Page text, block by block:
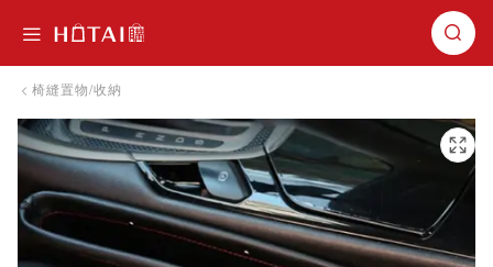
椅縫置物/收納
跳到圖片庫的末尾